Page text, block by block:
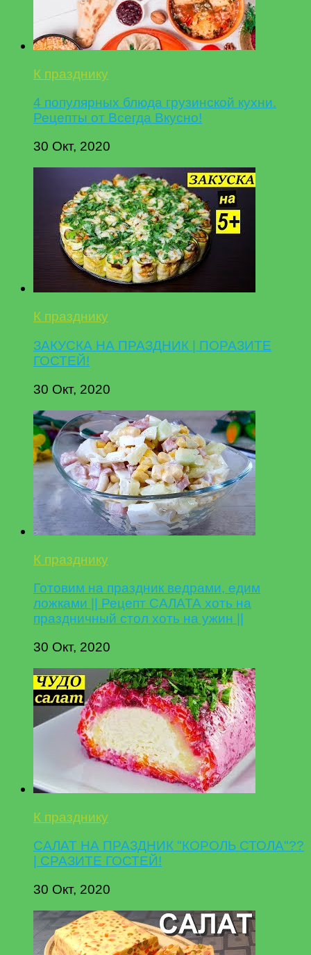
К празднику
4 популярных блюда грузинской кухни.
Рецепты от Всегда Вкусно!
30 Окт, 2020
К празднику
ЗАКУСКА НА ПРАЗДНИК | ПОРАЗИТЕ
ГОСТЕЙ!
30 Окт, 2020
К празднику
Готовим на праздник ведрами, едим
ложками || Рецепт САЛАТА хоть на
праздничный стол хоть на ужин ||
30 Окт, 2020
К празднику
САЛАТ НА ПРАЗДНИК "КОРОЛЬ СТОЛА"??
| СРАЗИТЕ ГОСТЕЙ!
30 Окт, 2020